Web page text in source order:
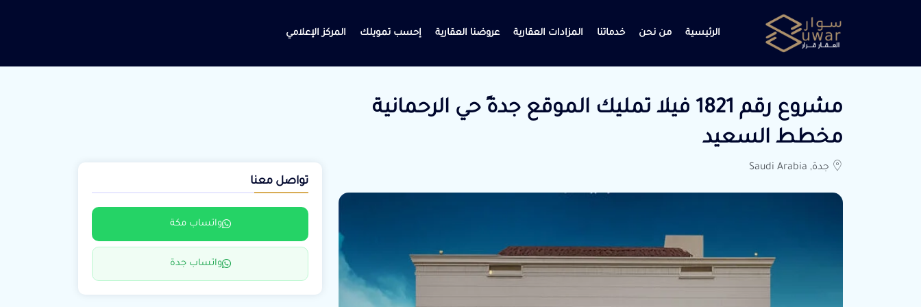
الرئيسية من نحن خدماتنا المزادات العقارية عروضنا العقارية إحسب تمويلك المركز الإعلامي
مشروع رقم 1821 فيلا تمليك الموقع جدةً حي الرحمانية
مخطط السعيد
جدة, Saudi Arabia
تواصل معنا
واتساب مكة
واتساب جدة